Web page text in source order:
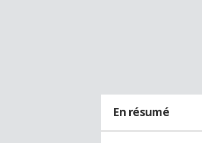
En résumé